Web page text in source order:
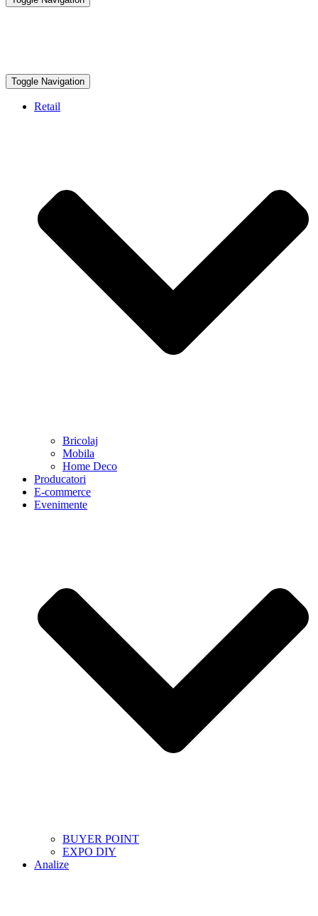
Toggle Navigation
Retail
Bricolaj
Mobila
Home Deco
Producatori
E-commerce
Evenimente
BUYER POINT
EXPO DIY
Analize